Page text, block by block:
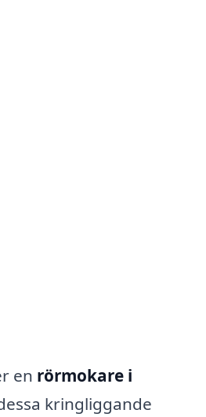
en rörmokare i
kringliggande